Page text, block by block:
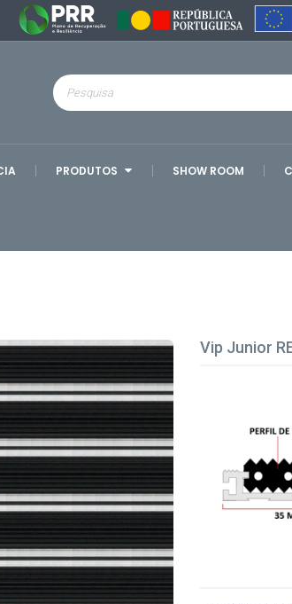
PRODUTOS SHOW ROOM
Vip Junior